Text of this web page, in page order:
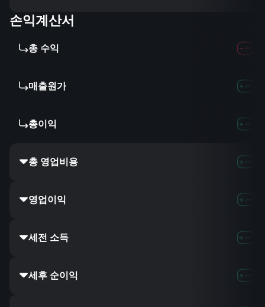
손익계산서
총 수익
매출원가
총이익
총 영업비용
영업이익
세전 소득
세후 순이익